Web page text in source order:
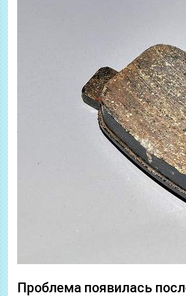
Проблема появилась